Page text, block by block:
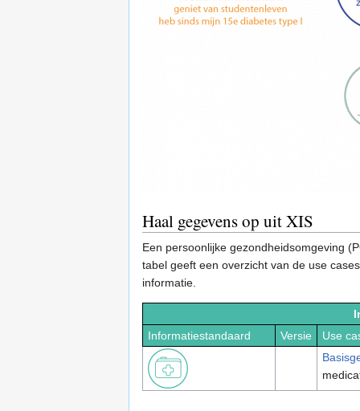
Haal gegevens op uit XIS
Een persoonlijke gezondheidsomgeving
tabel geeft een overzicht van de use
informatie.
Informatiestandaard
Versie
Use